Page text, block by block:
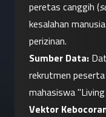
peretas canggih (
kesalahan
perizinan.
Sumber Data:
rekrutmen
mahasiswa
Vektor